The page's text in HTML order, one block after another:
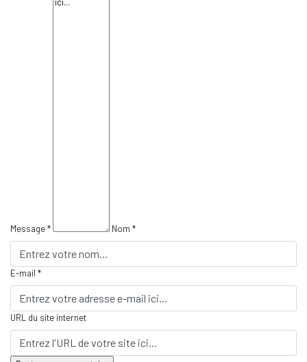
Message * Nom *
E-mail *
URL du site internet